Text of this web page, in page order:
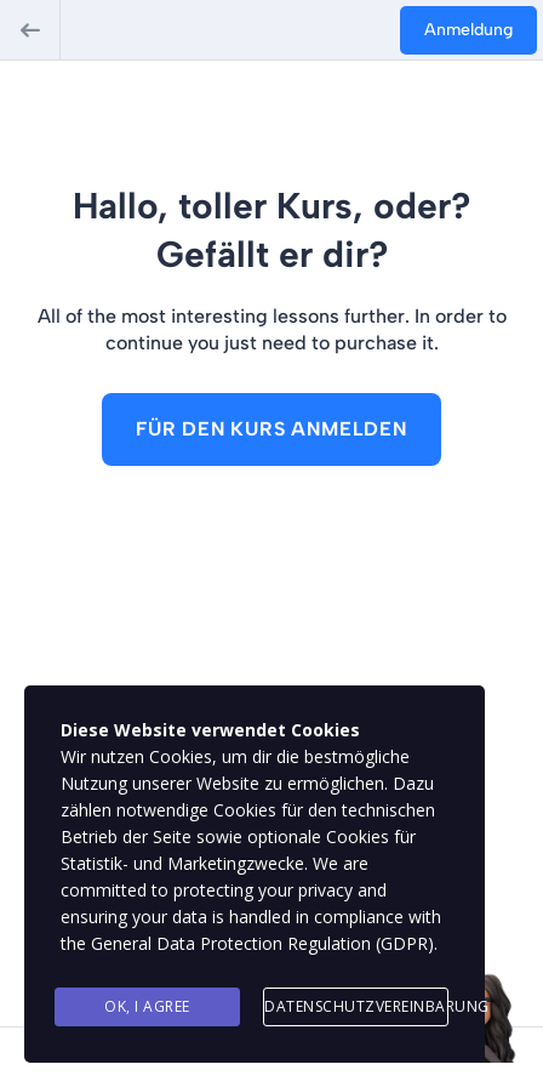
Anmeldung
Hallo, toller Kurs, oder?
Gefällt er dir?
All of the most interesting lessons further. In order to
continue you just need to purchase it.
FÜR DEN KURS ANMELDEN
Diese Website verwendet Cookies
Wir nutzen Cookies, um dir die bestmögliche
Nutzung unserer Website zu ermöglichen. Dazu
zählen notwendige Cookies für den technischen
Betrieb der Seite sowie optionale Cookies für
Statistik- und Marketingzwecke. We are
committed to protecting your privacy and
ensuring your data is handled in compliance with
the General Data Protection Regulation (GDPR).
OK, I AGREE DATENSCHUTZVEREINBARUNG